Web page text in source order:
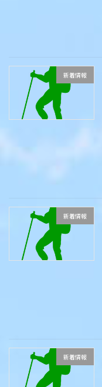
新着情報
新着情報
新着情報